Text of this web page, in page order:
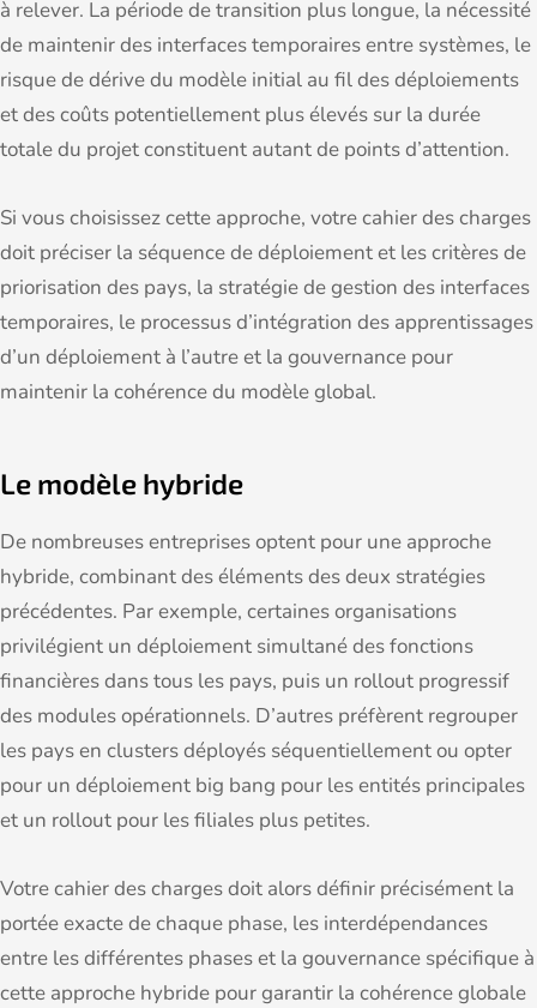
à relever. La période de transition plus longue, la nécessité
de maintenir des interfaces temporaires entre systèmes, le
risque de dérive du modèle initial au fil des déploiements
et des coûts potentiellement plus élevés sur la durée
totale du projet constituent autant de points d’attention.
Si vous choisissez cette approche, votre cahier des charges
doit préciser la séquence de déploiement et les critères de
priorisation des pays, la stratégie de gestion des interfaces
temporaires, le processus d’intégration des apprentissages
d’un déploiement à l’autre et la gouvernance pour
maintenir la cohérence du modèle global.
Le modèle hybride
De nombreuses entreprises optent pour une approche
hybride, combinant des éléments des deux stratégies
précédentes. Par exemple, certaines organisations
privilégient un déploiement simultané des fonctions
financières dans tous les pays, puis un rollout progressif
des modules opérationnels. D’autres préfèrent regrouper
les pays en clusters déployés séquentiellement ou opter
pour un déploiement big bang pour les entités principales
et un rollout pour les filiales plus petites.
Votre cahier des charges doit alors définir précisément la
portée exacte de chaque phase, les interdépendances
entre les différentes phases et la gouvernance spécifique à
cette approche hybride pour garantir la cohérence globale